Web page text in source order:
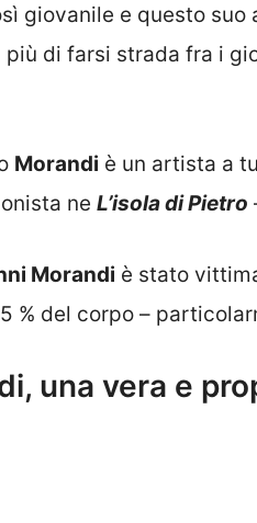
giovanile e questo
di farsi strada fra i
Morandi è un artista a
ne L’isola di Pietro
Morandi è stato
% del corpo –
una vera e